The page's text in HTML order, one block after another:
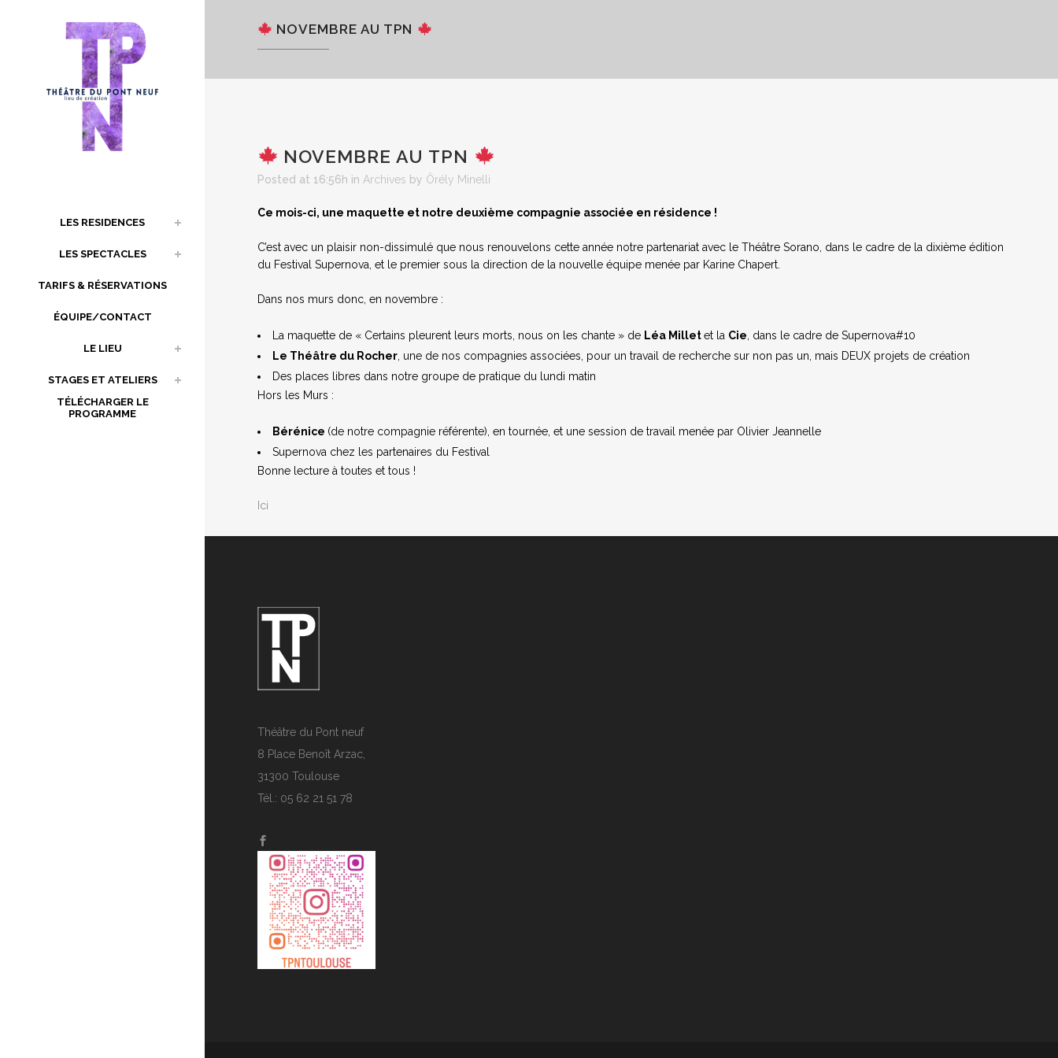
LES RESIDENCES
LES SPECTACLES
TARIFS & RÉSERVATIONS
ÉQUIPE/CONTACT
LE LIEU
STAGES ET ATELIERS
TÉLÉCHARGER LE
PROGRAMME
NOVEMBRE AU TPN
NOVEMBRE AU TPN
Posted at 16:56h in Archives by Ôrély Minelli
Ce mois-ci, une maquette et notre deuxième compagnie associée en résidence !
C’est avec un plaisir non-dissimulé que nous renouvelons cette année notre partenariat avec le Théâtre Sorano, dans le cadre de la dixième édition
du Festival Supernova, et le premier sous la direction de la nouvelle équipe menée par Karine Chapert.
Dans nos murs donc, en novembre :
La maquette de « Certains pleurent leurs morts, nous on les chante » de Léa Milletet la Cie , dans le cadre de Supernova#10
Le Théâtre du Rocher , une de nos compagnies associées, pour un travail de recherche sur non pas un, mais DEUX projets de création
Des places libres dans notre groupe de pratique du lundi matin
Hors les Murs :
Bérénice (de notre compagnie référente), en tournée, et une session de travail menée par Olivier Jeannelle
Supernova chez les partenaires du Festival
Bonne lecture à toutes et tous !
Ici
Théâtre du Pont neuf
8 Place Benoît Arzac,
31300 Toulouse
Tél.: 05 62 21 51 78